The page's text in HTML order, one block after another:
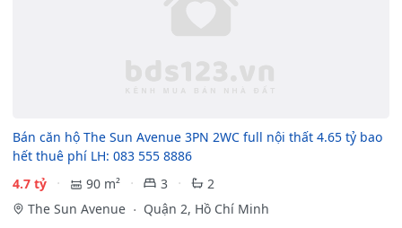
Bán căn hộ The Sun Avenue 3PN 2WC full nội thất 4.65 tỷ bao
hết thuê phí LH: 083 555 8886
4.7 tỷ
90 m² 3
2
The Sun Avenue
Quận 2, Hồ Chí Minh